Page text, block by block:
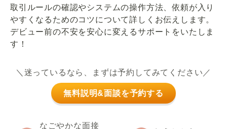
取引ルールの確認やシステムの操作方法、依頼が入り
やすくなるためのコツについて詳しくお伝えします。
デビュー前の不安を安心に変えるサポートをいたしま
す！
＼迷っているなら、まずは予約してみてください／
無料説明&面談を予約する
なごやかな面接